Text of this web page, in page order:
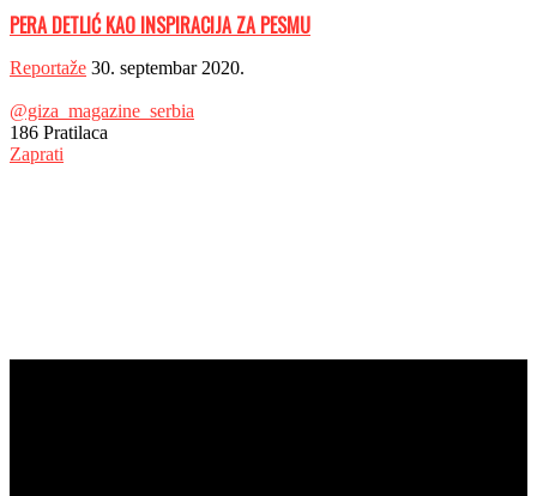
PERA DETLIĆ KAO INSPIRACIJA ZA PESMU
Reportaže 30. septembar 2020.
@giza_magazine_serbia
186 Pratilaca
Zaprati